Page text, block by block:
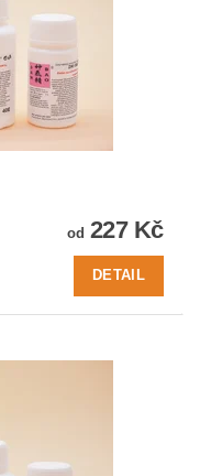
od 227 Kč
DETAIL